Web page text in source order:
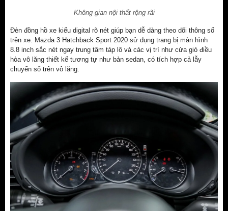
Không gian nội thất rộng rãi
Đèn đồng hồ xe kiểu digital rõ nét giúp bạn dễ dàng theo dõi thông số
trên xe. Mazda 3 Hatchback Sport 2020 sử dụng trang bị màn hình
8.8 inch sắc nét ngay trung tâm táp lô và các vị trí như cửa gió điều
hòa vô lăng thiết kế tương tự như bản sedan, có tích hợp cả lẫy
chuyển số trên vô lăng.